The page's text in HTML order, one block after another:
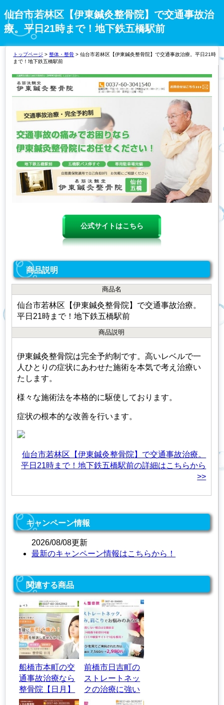
仙台市若林区【伊東鍼灸整骨院】で交通事故治
療。平日21時まで！地下鉄五橋駅前
トップページ >整体・整骨 > 仙台市若林区【伊東鍼灸整骨院】で交通事故治療。平日21時
まで！地下鉄五橋駅前
公式サイトはこちら
商品説明
商品名
仙台市若林区【伊東鍼灸整骨院】で交通事故治療。
平日21時まで！地下鉄五橋駅前
商品説明
伊東鍼灸整骨院は完全予約制です。高いレベルで一
人ひとりの症状にあわせた施術を本気で考え治療い
たします。
様々な施術法を本格的に駆使しております。
症状の根本的な改善を行います。
仙台市若林区【伊東鍼灸整骨院】で交通事故治療。
平日21時まで！地下鉄五橋駅前の詳細はこちらから
>>
キャンペーン情報
2026/08/08更新
最新のキャンペーン情報はこちらから！
関連する商品
船橋市本町の交
通事故治療なら
整骨院【日月】
前橋市日吉町の
ストレートネッ
クの治療に強い
整体院｜ぷらん